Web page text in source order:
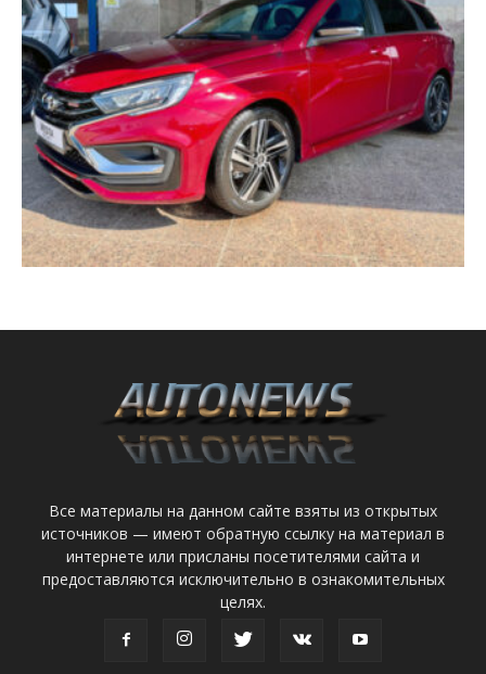
Все материалы на данном сайте взяты из открытых
источников — имеют обратную ссылку на материал в
интернете или присланы посетителями сайта и
предоставляются исключительно в ознакомительных
целях.